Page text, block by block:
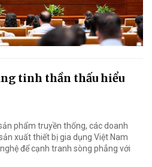
tinh thần thấu hiểu
phẩm truyền thống, các doanh
xuất thiết bị gia dụng Việt Nam
để cạnh tranh sòng phẳng với